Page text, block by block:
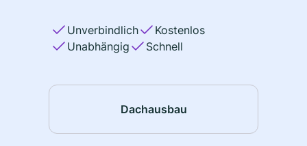
Unverbindlich
Kostenlos
Unabhängig
Schnell
Dachausbau